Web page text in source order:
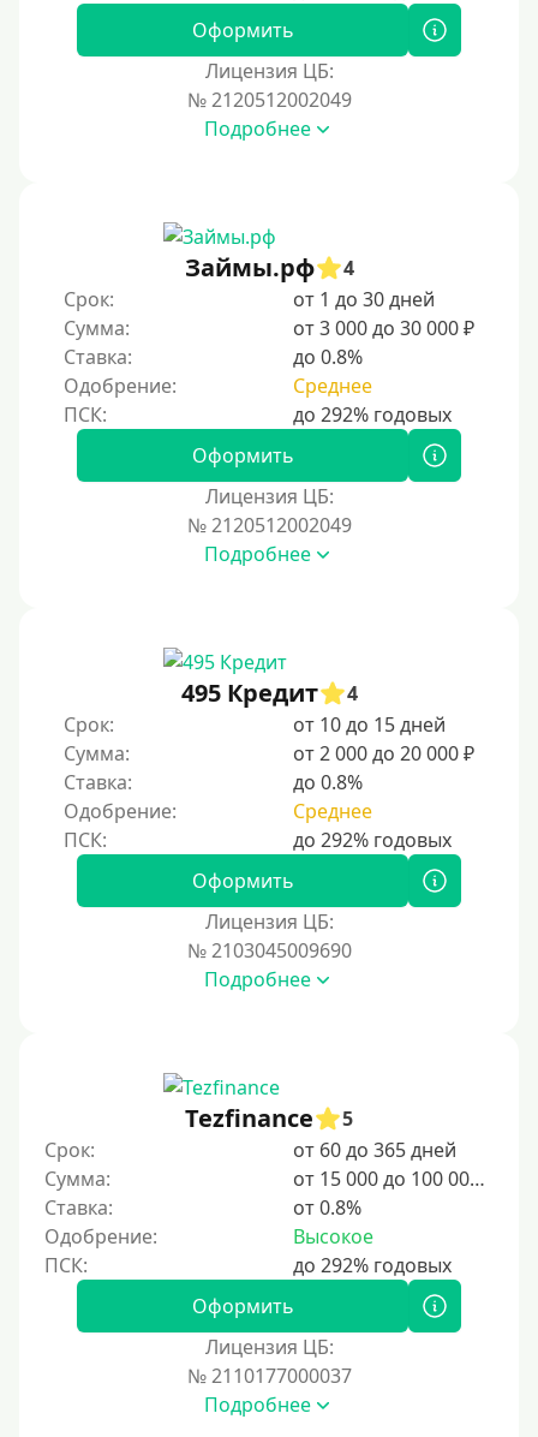
Оформить
Лицензия ЦБ:
№ 2120512002049
Подробнее
Займы.рф
4
Срок:
от 1 до 30 дней
Сумма:
от 3 000 до 30 000 ₽
Ставка:
до 0.8%
Одобрение:
Среднее
Оформить
Лицензия ЦБ:
№ 2120512002049
Подробнее
495 Кредит
4
Срок:
от 10 до 15 дней
Сумма:
от 2 000 до 20 000 ₽
Ставка:
до 0.8%
Одобрение:
Среднее
Оформить
Лицензия ЦБ:
№ 2103045009690
Подробнее
Tezfinance
5
Срок:
от 60 до 365 дней
Сумма:
от 15 000 до 100 000 ₽
Ставка:
от 0.8%
Одобрение:
Высокое
Оформить
Лицензия ЦБ:
№ 2110177000037
Подробнее